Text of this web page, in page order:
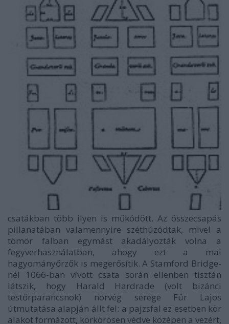
csatákban több ilyen is működött. Az összecsapás
pillanatában valamennyire széthúzódtak, mivel a
tömör falban egymást akadályozták volna a
fegyverhasználatban, ahogy ezt a mai
hagyományőrzők is megerősítik. A Stamford Bridge-
nél 1066-ban vívott csata során ellenben tisztán
látszik, hogy Harald Hardrade (volt bizánci
testőrparancsnok) norvég serege Für Lajos
útmutatása alapján állt fel: a pajzsfal ez esetben kör
alakot formázott, körkörösen védve középen a vezért,